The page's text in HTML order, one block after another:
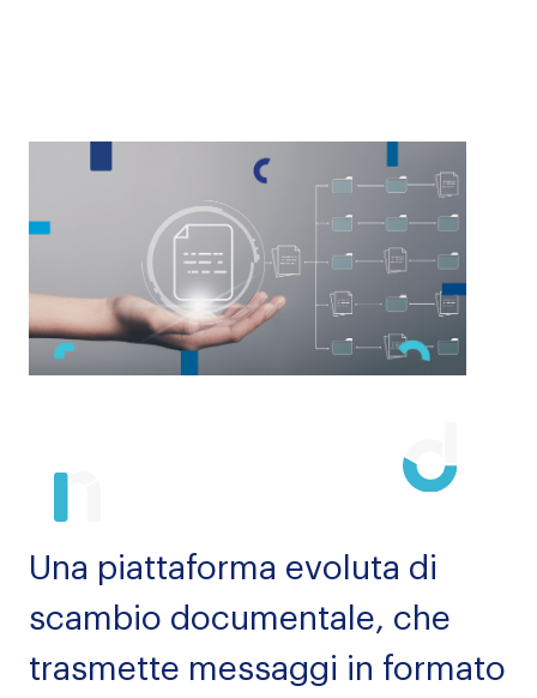
Una piattaforma evoluta di
scambio documentale, che
trasmette messaggi in formato